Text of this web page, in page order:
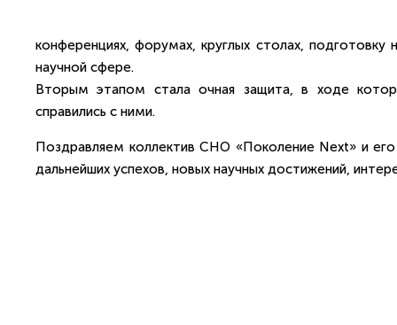
конференциях, форумах, круглых столах,
научной сфере.
Вторым этапом стала очная защита, в ходе
справились с ними.
Поздравляем коллектив СНО «Поколение Next» и
дальнейших успехов, новых научных достижений,